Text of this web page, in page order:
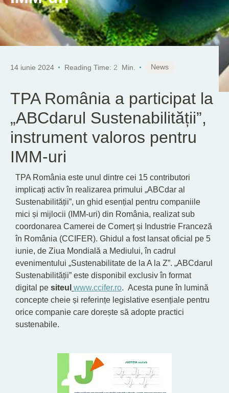
14 iunie 2024 Reading Time: 2 Min. News
TPA România a participat la
„ABCdarul Sustenabilității”,
instrument valoros pentru
IMM-uri
TPA România este unul dintre cei 15 contributori
implicați activ în realizarea primului „ABCdar al
Sustenabilității”, un ghid esențial pentru companiile
mici și mijlocii (IMM-uri) din România, realizat sub
coordonarea Camerei de Comerț și Industrie Franceză
în România (CCIFER). Ghidul a fost lansat oficial pe 5
iunie, de Ziua Mondială a Mediului, în cadrul
evenimentului „Sustenabilitate de la A la Z”. „ABCdarul
Sustenabilității” este disponibil exclusiv în format
digital pe siteul www.ccifer.ro. Acesta pune în lumină
concepte cheie și referințe legislative esențiale pentru
orice companie care dorește să adopte practici
sustenabile.